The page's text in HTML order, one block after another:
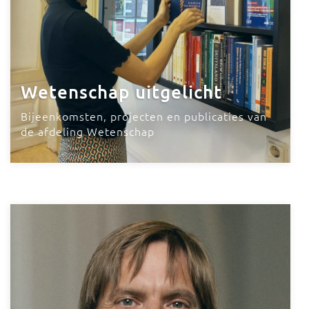
Wetenschap uitgelicht
Bijeenkomsten, projecten en publicaties van
de afdeling Wetenschap